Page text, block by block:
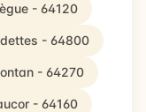
- 64120
- 64800
- 64270
- 64160